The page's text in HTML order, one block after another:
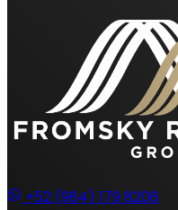
+52 (984) 179 8206